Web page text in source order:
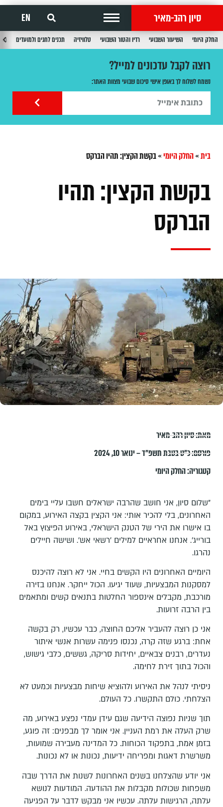
סיון רהב-מאיר EN
החלק היומי השיעור השבועי רדיו והטור השבועי טלוויזיה תכנים לחגים ולמועדים
רוצה לקבל עדכונים למייל?
נשמח לשלוח לך באופן אישי סיכום שבועי מצוות האתר:
בית»החלק היומי»בקשת הקצין: תהיו הברקס
בקשת הקצין: תהיו
הברקס
מאת:סיון רהב-מאיר
פורסם:כ״ט בטבת תשפ״ד – ינואר 10, 2024
קטגוריה:החלק היומי
"שלום סיון, אני חושב שהרבה ישראלים חשבו עליי בימים
האחרונים, בלי להכיר אותי: אני הקצין בקצה האירוע, במקום
בו אישרו את הירי של הטנק הישראלי, באירוע הפיצוץ באל
בורייג'. אנחנו אחראיים למילים 'רשאי אש'. ושישה חיילים
נהרגו.
היומיים האחרונים היו הקשים בחיי. אני לא רוצה להיכנס
למסקנות המבצעיות, שעוד יגיעו. הכול ייחקר. אנחנו בזירה
מורכבת, מקבלים אינספור החלטות בתנאים קשים ומתאמים
בין הרבה זרועות.
אני כן רוצה להעביר אליכם החוצה, כבר עכשיו, רק בקשה
אחת: ברגע שזה קרה, נכנסו פנימה עשרות אנשי איתור
נעדרים, רבנים צבאיים, יחידות סריקה, גששים, כלבי גישוש,
והכול בתוך זירת לחימה.
ניסיתי לנהל את האירוע ולהוציא שיחות מבצעיות וכמעט לא
הצלחתי. כולם התקשרו. כל העולם.
תוך שניות נפוצה הידיעה שגם עידן עמדי נפצע באירוע, מה
שרק העלה את רמת העניין. אני אומר לך מבפנים: זה פוגע,
בזמן אמת, בתפקוד הכוחות. כל המדינה מעבירה שמועות,
משרשרת דאגות ומפריחה ידיעות, נכונות או לא נכונות.
אני יודע שהצלחנו בשנים האחרונות לשנות את הדרך שבה
משפחות שכולות מקבלות את ההודעה. המודעות לנושא
עלתה, הרגישות עלתה. עכשיו אני מבקש לדבר על הפגיעה